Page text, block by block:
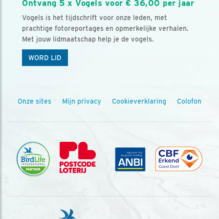
Ontvang 5 x Vogels voor € 36,00 per jaar
Vogels is het tijdschrift voor onze leden, met
prachtige fotoreportages en opmerkelijke verhalen.
Met jouw lidmaatschap help je de vogels.
WORD LID
Onze sites Mijn privacy Cookieverklaring Colofon